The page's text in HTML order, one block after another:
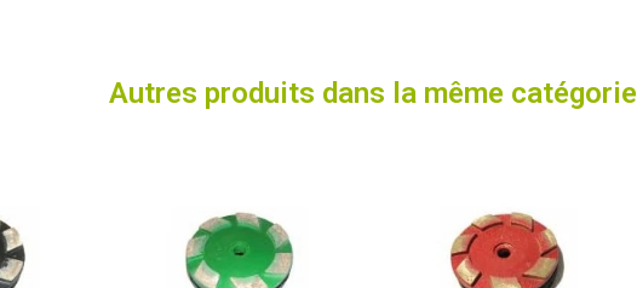
Autres produits dans la même catégorie